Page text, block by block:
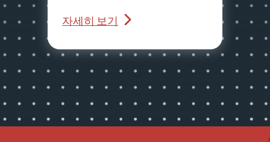
자세히 보기